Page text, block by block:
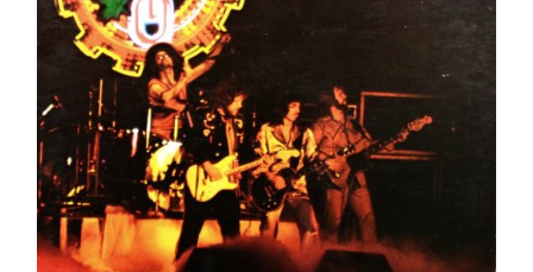
Ajouter au panier